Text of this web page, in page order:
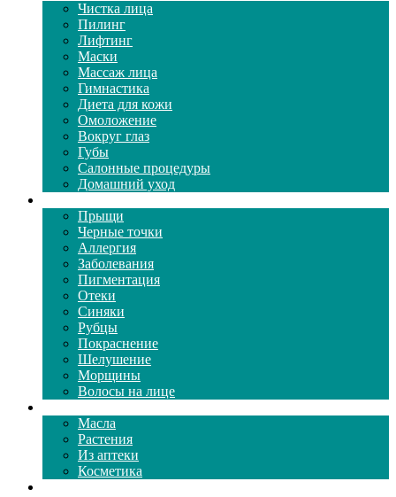
Чистка лица
Пилинг
Лифтинг
Маски
Массаж лица
Гимнастика
Диета для кожи
Омоложение
Вокруг глаз
Губы
Салонные процедуры
Домашний уход
Прыщи
Черные точки
Аллергия
Заболевания
Пигментация
Отеки
Синяки
Рубцы
Покраснение
Шелушение
Морщины
Волосы на лице
Масла
Растения
Из аптеки
Косметика